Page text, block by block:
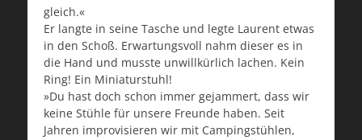
gleich.«
Er langte in seine Tasche und legte Laurent etwas
in den Schoß. Erwartungsvoll nahm dieser es in
die Hand und musste unwillkürlich lachen. Kein
Ring! Ein Miniaturstuhl!
»Du hast doch schon immer gejammert, dass wir
keine Stühle für unsere Freunde haben. Seit
Jahren improvisieren wir mit Campingstühlen,